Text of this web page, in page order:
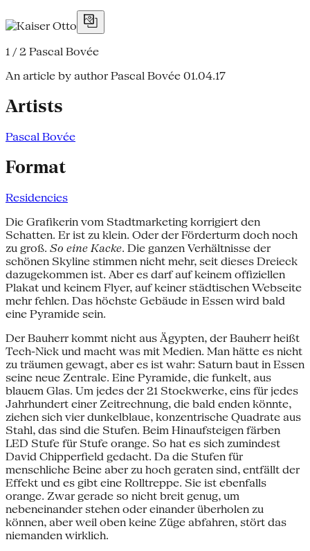
1 / 2 Pascal Bovée
An article by author Pascal Bovée 01.04.17
Artists
Pascal Bovée
Format
Residencies
Die Grafikerin vom Stadtmarketing korrigiert den
Schatten. Er ist zu klein. Oder der Förderturm doch noch
zu groß. So eine Kacke. Die ganzen Verhältnisse der
schönen Skyline stimmen nicht mehr, seit dieses Dreieck
dazugekommen ist. Aber es darf auf keinem offiziellen
Plakat und keinem Flyer, auf keiner städtischen Webseite
mehr fehlen. Das höchste Gebäude in Essen wird bald
eine Pyramide sein.
Der Bauherr kommt nicht aus Ägypten, der Bauherr heißt
Tech-Nick und macht was mit Medien. Man hätte es nicht
zu träumen gewagt, aber es ist wahr: Saturn baut in Essen
seine neue Zentrale. Eine Pyramide, die funkelt, aus
blauem Glas. Um jedes der 21 Stockwerke, eins für jedes
Jahrhundert einer Zeitrechnung, die bald enden könnte,
ziehen sich vier dunkelblaue, konzentrische Quadrate aus
Stahl, das sind die Stufen. Beim Hinaufsteigen färben
LED Stufe für Stufe orange. So hat es sich zumindest
David Chipperfield gedacht. Da die Stufen für
menschliche Beine aber zu hoch geraten sind, entfällt der
Effekt und es gibt eine Rolltreppe. Sie ist ebenfalls
orange. Zwar gerade so nicht breit genug, um
nebeneinander stehen oder einander überholen zu
können, aber weil oben keine Züge abfahren, stört das
niemanden wirklich.